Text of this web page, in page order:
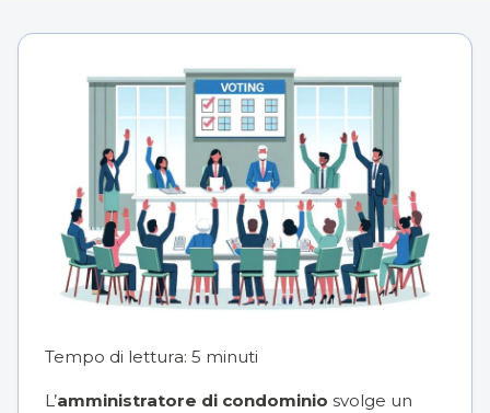
Tempo di lettura: 5 minuti
L’amministratore di condominio svolge un